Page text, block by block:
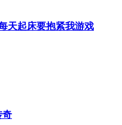
天起床要抱紧我游戏
奇